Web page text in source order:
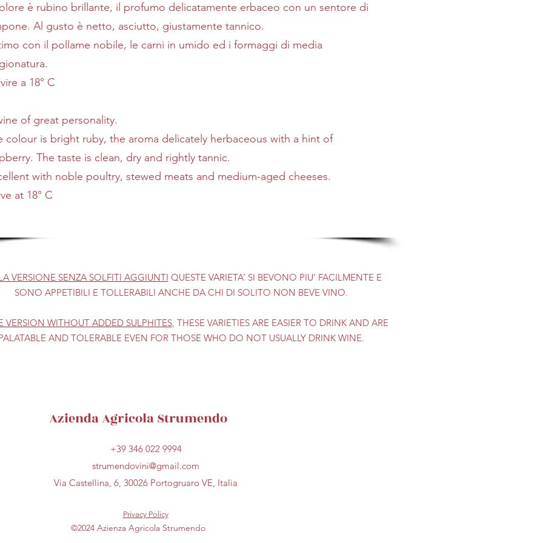
è rubino brillante, il profumo delicatamente erbaceo con un sentore di
Al gusto è netto, asciutto, giustamente tannico.
con il pollame nobile, le carni in umido ed i formaggi di media
a 18° C
of great personality.
colour is bright ruby, the aroma delicately herbaceous with a hint of
The taste is clean, dry and rightly tannic.
with noble poultry, stewed meats and medium-aged cheeses.
at 18° C
VERSIONE SENZA SOLFITI AGGIUNTI QUESTE VARIETA’ SI BEVONO PIU’ FACILMENTE E
SONO APPETIBILI E TOLLERABILI ANCHE DA CHI DI SOLITO NON BEVE VINO.
VERSION WITHOUT ADDED SULPHITES, THESE VARIETIES ARE EASIER TO DRINK AND ARE
AND TOLERABLE EVEN FOR THOSE WHO DO NOT USUALLY DRINK WINE.
Azienda Agricola Strumendo
+39 346 022 9994
strumendovini@gmail.com
Via Castellina, 6, 30026 Portogruaro VE, Italia
Privacy Policy
©2024 Azienza Agricola Strumendo